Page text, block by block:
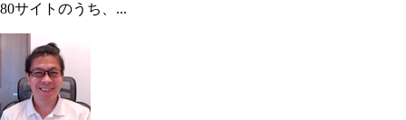
80サイトのうち、...